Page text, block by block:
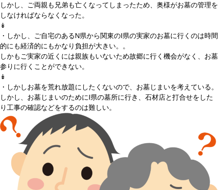
しかし、ご両親も兄弟も亡くなってしまったため、奥様がお墓の管理を
しなければならなくなった。
↡
・しかし、ご自宅のあるN県から関東のI県の実家のお墓に行くのは時間
的にも経済的にもかなり負担が大きい。。
しかもご実家の近くには親族もいないため故郷に行く機会がなく、お墓
参りに行くことができない。
↡
・しかしお墓を荒れ放題にしたくないので、お墓じまいを考えている。
しかし、お墓じまいのためにI県の墓所に行き、石材店と打合せをした
り工事の確認などをするのは難しい。